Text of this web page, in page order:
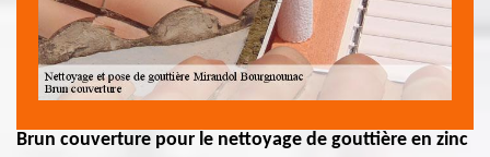
Brun couverture pour le nettoyage de gouttière en zinc